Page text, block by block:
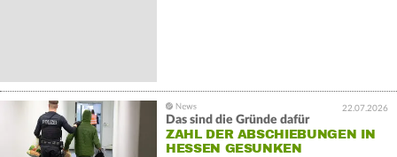
22.07.2026
Das sind die Gründe dafür
ZAHL DER ABSCHIEBUNGEN IN
HESSEN GESUNKEN